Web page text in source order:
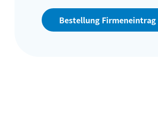
Bestellung Firmeneintrag